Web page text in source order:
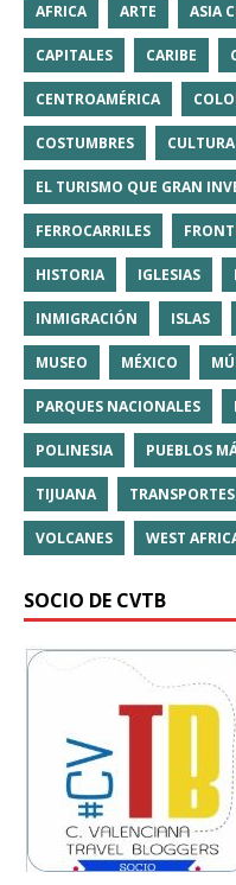
AFRICA ARTE ASIA
CAPITALES CARIBE
CENTROAMÉRICA
COSTUMBRES CULTURA
EL TURISMO QUE GRAN
FERROCARRILES
HISTORIA IGLESIAS
INMIGRACIÓN ISLAS
MUSEO MÉXICO
PARQUES NACIONALES
POLINESIA PUEBLOS
TIJUANA TRANSPORTES
VOLCANES WEST
SOCIO DE CVTB